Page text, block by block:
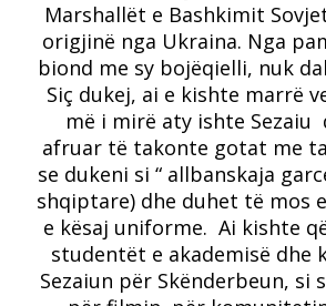
Marshallët e Bashkimit
origjinë nga Ukraina. Nga
biond me sy bojëqielli, nuk
Siç dukej, ai e kishte marrë
më i mirë aty ishte Sezaiu
afruar të takonte gotat me
se dukeni si “ allbanskaja
shqiptare) dhe duhet të mos
e kësaj uniforme. Ai kishte
studentët e akademisë dhe
Sezaiun për Skënderbeun, si